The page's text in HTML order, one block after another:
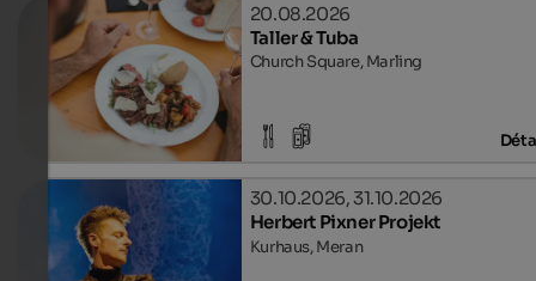
20.08.2026
Taller & Tuba
Church Square, Marling
30.10.2026, 31.10.2026
Herbert Pixner Projekt
Kurhaus, Meran